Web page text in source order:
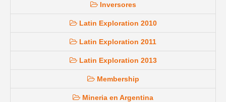
Inversores
Latin Exploration 2010
Latin Exploration 2011
Latin Exploration 2013
Membership
Mineria en Argentina